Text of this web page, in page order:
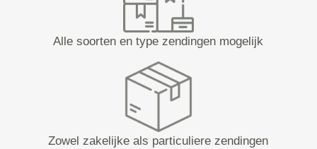
Alle soorten en type zendingen mogelijk
Zowel zakelijke als particuliere zendingen